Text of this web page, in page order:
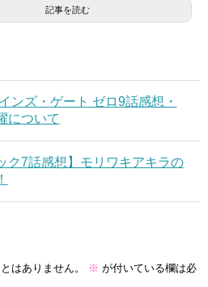
記事を読む
ンズ・ゲート ゼロ9話感想・
について
ク7話感想】モリワキアキラの
はありません。 ※ が付いている欄は必